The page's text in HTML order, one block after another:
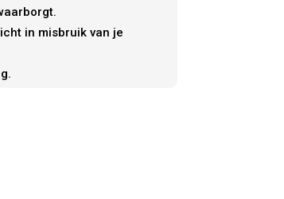
in misbruik van je